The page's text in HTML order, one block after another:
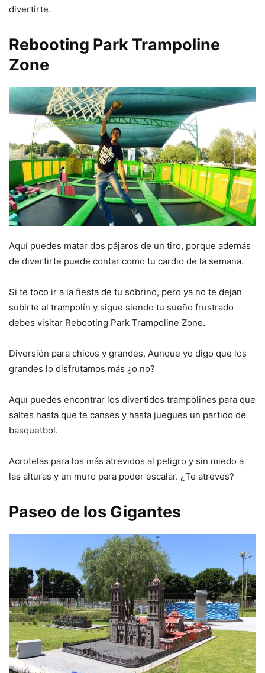
divertirte.
Rebooting Park Trampoline
Zone
Aquí puedes matar dos pájaros de un tiro, porque además
de divertirte puede contar como tu cardio de la semana.
Si te toco ir a la fiesta de tu sobrino, pero ya no te dejan
subirte al trampolín y sigue siendo tu sueño frustrado
debes visitar Rebooting Park Trampoline Zone.
Diversión para chicos y grandes. Aunque yo digo que los
grandes lo disfrutamos más ¿o no?
Aquí puedes encontrar los divertidos trampolines para que
saltes hasta que te canses y hasta juegues un partido de
basquetbol.
Acrotelas para los más atrevidos al peligro y sin miedo a
las alturas y un muro para poder escalar. ¿Te atreves?
Paseo de los Gigantes